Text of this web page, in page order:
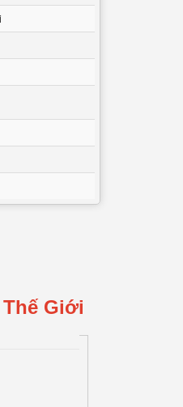
Giới